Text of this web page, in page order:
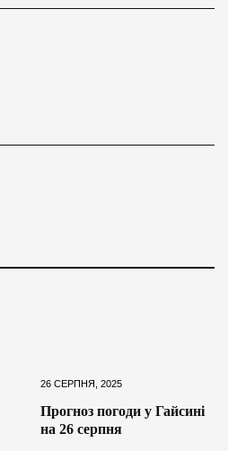
26 СЕРПНЯ, 2025
Прогноз погоди у Гайсині
на 26 серпня